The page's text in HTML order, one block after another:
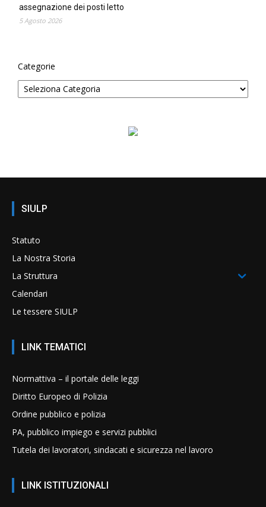
assegnazione dei posti letto
5 Agosto 2026
Categorie
SIULP
Statuto
La Nostra Storia
La Struttura
Calendari
Le tessere SIULP
LINK TEMATICI
Normattiva – il portale delle leggi
Diritto Europeo di Polizia
Ordine pubblico e polizia
PA, pubblico impiego e servizi pubblici
Tutela dei lavoratori, sindacati e sicurezza nel lavoro
LINK ISTITUZIONALI